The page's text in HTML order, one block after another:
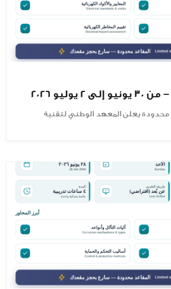
2026
محدودة يعلن المعهد الوطني لتقنية